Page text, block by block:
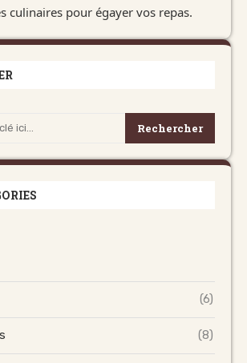
culinaires pour égayer vos repas.
Rechercher
(6)
(8)